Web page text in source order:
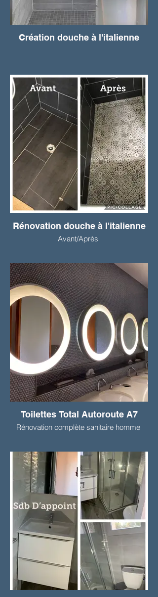
Création douche à l'italienne
Rénovation douche à l'italienne
Avant/Après
Toilettes Total Autoroute A7
Rénovation complète sanitaire homme